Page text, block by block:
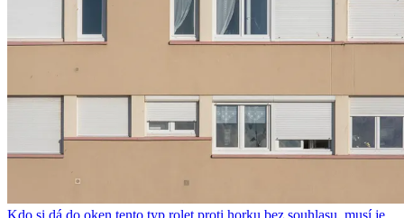
Kdo si dá do oken tento typ rolet proti horku bez souhlasu, musí je